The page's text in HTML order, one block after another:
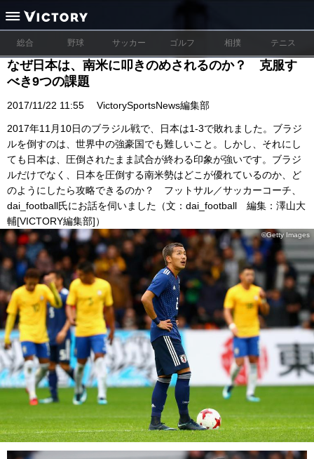
総合 野球 サッカー ゴルフ 相撲 テニス
なぜ日本は、南米に叩きのめされるのか？ 克服す
べき9つの課題
2017/11/22 11:55 VictorySportsNews編集部
2017年11月10日のブラジル戦で、日本は1-3で敗れました。ブラジ
ルを倒すのは、世界中の強豪国でも難しいこと。しかし、それにし
ても日本は、圧倒されたまま試合が終わる印象が強いです。ブラジ
ルだけでなく、日本を圧倒する南米勢はどこが優れているのか、ど
のようにしたら攻略できるのか？ フットサル／サッカーコーチ、
dai_football氏にお話を伺いました（文：dai_football 編集：澤山大
輔[VICTORY編集部]）
©Getty Images